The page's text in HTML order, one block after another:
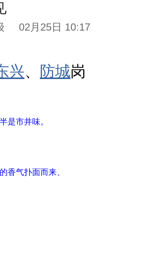
02月25日 10:17
兴、 防城岗
是市井味。
的香气扑面而来、